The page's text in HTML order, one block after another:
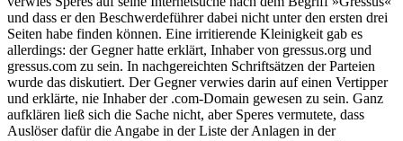
und dass er den Beschwerdeführer dabei nicht unter den ersten drei
Seiten habe finden können. Eine irritierende Kleinigkeit gab es
allerdings: der Gegner hatte erklärt, Inhaber von gressus.org und
gressus.com zu sein. In nachgereichten Schriftsätzen der Parteien
wurde das diskutiert. Der Gegner verwies darin auf einen Vertipper
und erklärte, nie Inhaber der .com-Domain gewesen zu sein. Ganz
aufklären ließ sich die Sache nicht, aber Speres vermutete, dass
Auslöser dafür die Angabe in der Liste der Anlagen in der